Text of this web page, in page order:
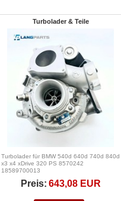
Turbolader & Teile
Turbolader für BMW 540d 640d 740d 840d
x3 x4 xDrive 320 PS 8570242
18589700013
Preis: 643,08 EUR